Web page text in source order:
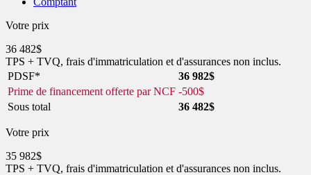
Votre prix
36 482$
TPS + TVQ, frais d'immatriculation et d'assurances non inclus.
PDSF*
36 982$
Prime de financement offerte par NCF -500$
Sous total
36 482$
Votre prix
35 982$
TPS + TVQ, frais d'immatriculation et d'assurances non inclus.